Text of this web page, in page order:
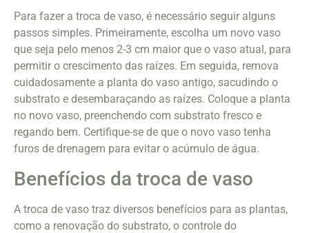
Para fazer a troca de vaso, é necessário seguir alguns
passos simples. Primeiramente, escolha um novo vaso
que seja pelo menos 2-3 cm maior que o vaso atual, para
permitir o crescimento das raízes. Em seguida, remova
cuidadosamente a planta do vaso antigo, sacudindo o
substrato e desembaraçando as raízes. Coloque a planta
no novo vaso, preenchendo com substrato fresco e
regando bem. Certifique-se de que o novo vaso tenha
furos de drenagem para evitar o acúmulo de água.
Benefícios da troca de vaso
A troca de vaso traz diversos benefícios para as plantas,
como a renovação do substrato, o controle do